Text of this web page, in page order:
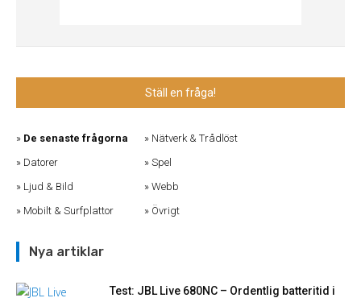
Ställ en fråga!
De senaste frågorna
Datorer
Ljud & Bild
Mobilt & Surfplattor
Nätverk & Trådlöst
Spel
Webb
Övrigt
Nya artiklar
Test: JBL Live 680NC – Ordentlig batteritid i